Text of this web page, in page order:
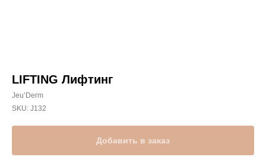
LIFTING Лифтинг
Jeu’Derm
SKU: J132
Добавить в заказ